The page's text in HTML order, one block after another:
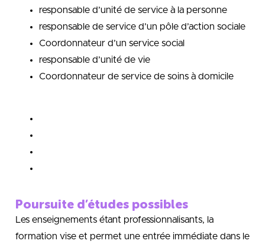
responsable d’unité de service à la personne
responsable de service d’un pôle d’action sociale
Coordonnateur d’un service social
responsable d’unité de vie
Coordonnateur de service de soins à domicile
Poursuite d’études possibles
Les enseignements étant professionnalisants, la
formation vise et permet une entrée immédiate dans le